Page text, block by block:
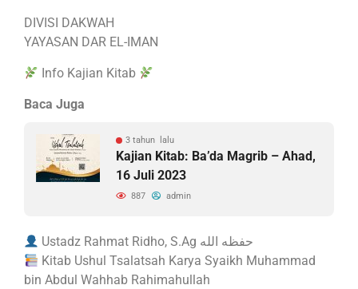
DIVISI DAKWAH
YAYASAN DAR EL-IMAN
Info Kajian Kitab
Baca Juga
3 tahun lalu
Kajian Kitab: Ba’da Magrib – Ahad,
16 Juli 2023
887 admin
Ustadz Rahmat Ridho, S.Ag حفظه الله
Kitab Ushul Tsalatsah Karya Syaikh Muhammad
bin Abdul Wahhab Rahimahullah